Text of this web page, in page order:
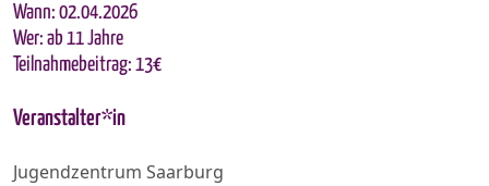
Wann: 02.04.2026
Wer: ab 11 Jahre
Teilnahmebeitrag: 13€
Veranstalter*in
Jugendzentrum Saarburg